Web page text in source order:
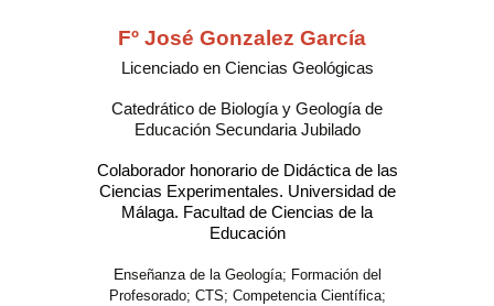
Fº José Gonzalez García
Licenciado en Ciencias Geológicas
Catedrático de Biología y Geología de
Educación Secundaria Jubilado
Colaborador honorario de Didáctica de las
Ciencias Experimentales. Universidad de
Málaga. Facultad de Ciencias de la
Educación
Enseñanza de la Geología; Formación del
Profesorado; CTS; Competencia Científica;